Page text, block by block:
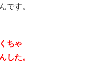
です。
ちゃ
した。